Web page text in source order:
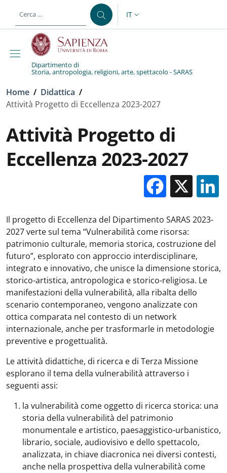
al contenuto principale
SELETTORE LINGUA:
IT
Dipartimento di
Storia, antropologia, religioni, arte, spettacolo - SARAS
Briciole di pane
Home / Didattica /
Attività Progetto di Eccellenza 2023-2027
Attività Progetto di
Eccellenza 2023-2027
X
Il progetto di Eccellenza del Dipartimento SARAS 2023-
2027 verte sul tema “Vulnerabilità come risorsa:
patrimonio culturale, memoria storica, costruzione del
futuro”, esplorato con approccio interdisciplinare,
integrato e innovativo, che unisce la dimensione storica,
storico-artistica, antropologica e storico-religiosa. Le
manifestazioni della vulnerabilità, alla ribalta dello
scenario contemporaneo, vengono analizzate con
ottica comparata nel contesto di un network
internazionale, anche per trasformarle in metodologie
preventive e progettualità.
Le attività didattiche, di ricerca e di Terza Missione
esplorano il tema della vulnerabilità attraverso i
seguenti assi:
la vulnerabilità come oggetto di ricerca storica: una
storia della vulnerabilità del patrimonio
monumentale e artistico, paesaggistico-urbanistico,
librario, sociale, audiovisivo e dello spettacolo,
analizzata, in chiave diacronica nei diversi contesti,
anche nella prospettiva della vulnerabilità come